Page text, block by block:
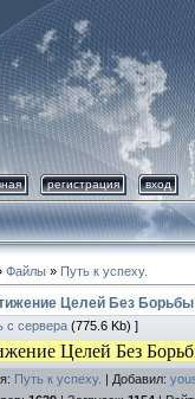
регистрация вход
Файлы » Путь к успеху.
Целей Без
с сервера (775.6 Kb) ]
Целей Без
: Путь к успеху. | Добавил: